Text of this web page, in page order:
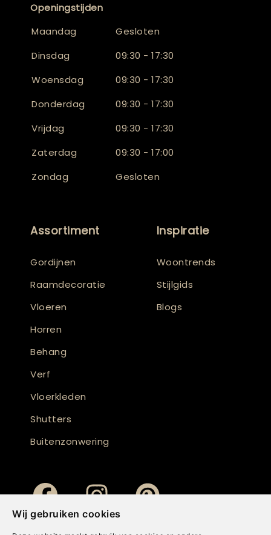
Wij gebruiken cookies
Openingstijden
Maandag
Gesloten
Dinsdag
09:30 - 17:30
Woensdag
09:30 - 17:30
Donderdag
09:30 - 17:30
Vrijdag
09:30 - 17:30
Zaterdag
09:30 - 17:00
Zondag
Gesloten
Assortiment
Gordijnen
Raamdecoratie
Vloeren
Horren
Behang
Verf
Vloerkleden
Shutters
Buitenzonwering
Inspiratie
Woontrends
Stijlgids
Blogs